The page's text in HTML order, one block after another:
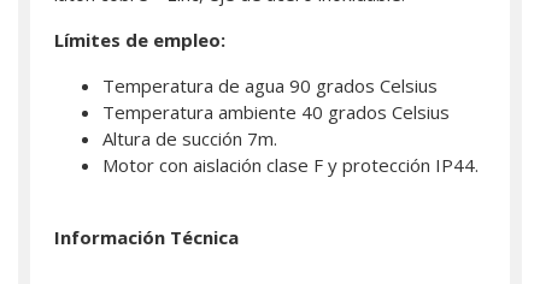
Límites de empleo:
Temperatura de agua 90 grados Celsius
Temperatura ambiente 40 grados Celsius
Altura de succión 7m.
Motor con aislación clase F y protección IP44.
Información Técnica